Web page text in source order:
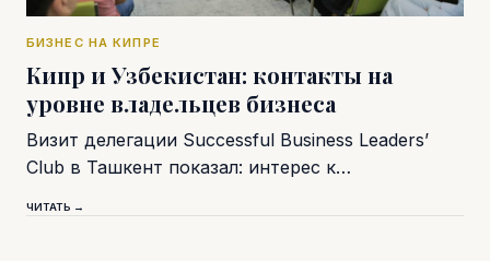
БИЗНЕС НА КИПРЕ
Кипр и Узбекистан: контакты на
уровне владельцев бизнеса
Визит делегации Successful Business Leaders’
Club в Ташкент показал: интерес к…
ЧИТАТЬ →